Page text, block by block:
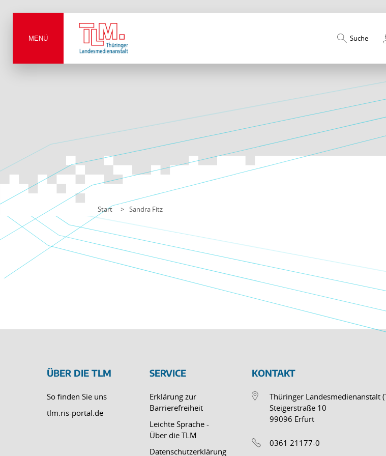
MENÜ Suche
Start Sandra Fitz
ÜBER DIE TLM
So finden Sie uns
tlm.ris-portal.de
SERVICE
Erklärung zur
Barrierefreiheit
Leichte Sprache -
Über die TLM
Datenschutzerklärung
KONTAKT
Thüringer Landesmedienanstalt
Steigerstraße 10
99096 Erfurt
0361 21177-0